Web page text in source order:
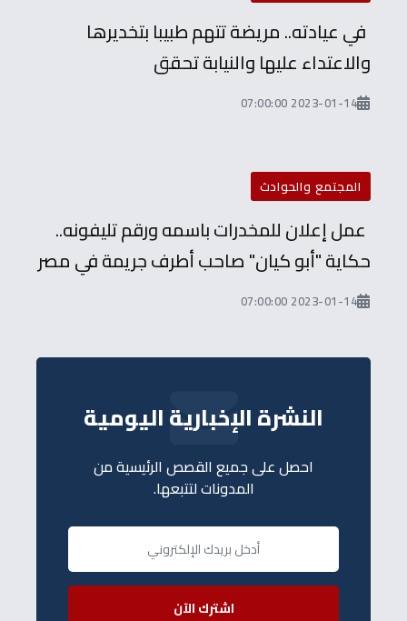
في عيادته.. مريضة تتهم طبيبا بتخديرها
والاعتداء عليها والنيابة تحقق
2023-01-14 07:00:00
المجتمع والحوادث
عمل إعلان للمخدرات باسمه ورقم تليفونه..
حكاية "أبو كيان" صاحب أطرف جريمة في مصر
2023-01-14 07:00:00
النشرة الإخبارية اليومية
احصل على جميع القصص الرئيسية من
المدونات لتتبعها.
اشترك الآن